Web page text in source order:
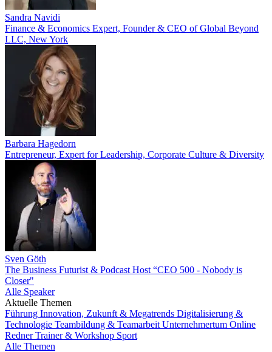
Sandra Navidi
Finance & Economics Expert, Founder & CEO of Global Beyond
LLC, New York
Barbara Hagedorn
Entrepreneur, Expert for Leadership, Corporate Culture & Diversity
Sven Göth
The Business Futurist & Podcast Host “CEO 500 - Nobody is
Closer"
Alle Speaker
Aktuelle Themen
Führung Innovation, Zukunft & Megatrends Digitalisierung &
Technologie Teambildung & Teamarbeit Unternehmertum Online
RednerTrainer & Workshop Sport
Alle Themen